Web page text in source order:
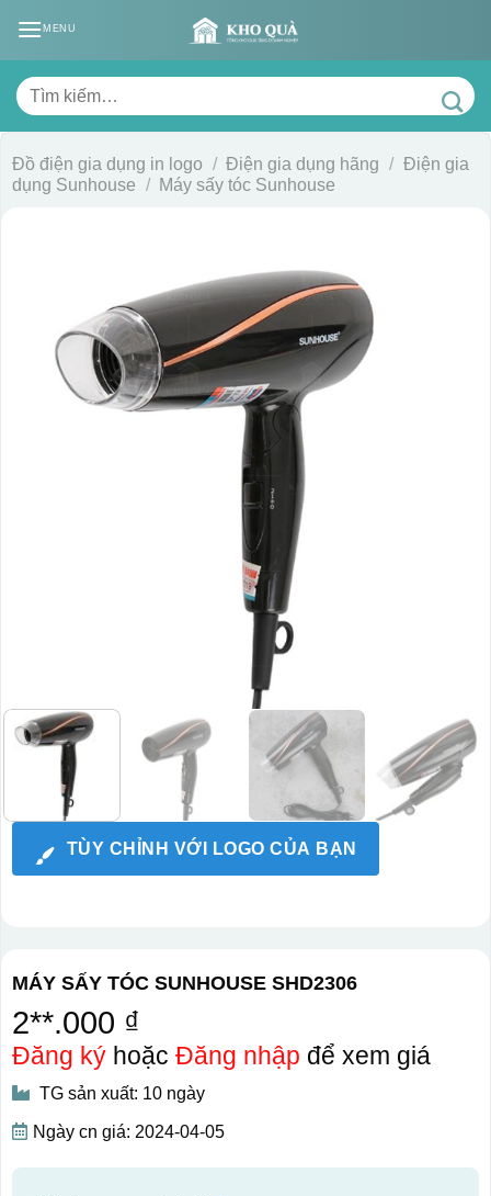
MENU
Tìm
kiếm:
Đồ điện gia dụng in logo / Điện gia dụng hãng / Điện gia
dụng Sunhouse / Máy sấy tóc Sunhouse
TÙY CHỈNH VỚI LOGO CỦA BẠN
MÁY SẤY TÓC SUNHOUSE SHD2306
2**.000 ₫
Đăng kýhoặc Đăng nhập để xem giá
TG sản xuất: 10 ngày
Ngày cn giá: 2024-04-05